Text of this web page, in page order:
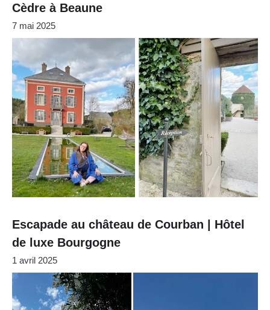
Cèdre à Beaune
7 mai 2025
Escapade au château de Courban | Hôtel
de luxe Bourgogne
1 avril 2025